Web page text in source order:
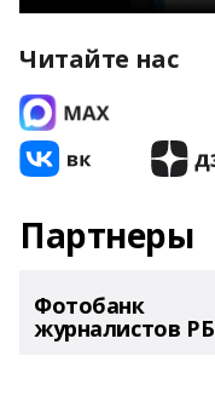
Читайте нас
Партнеры
Фотобанк
журналистов РБ